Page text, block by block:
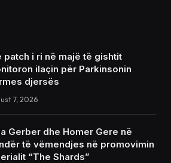
patch i ri në majë të gishtit
ilaçin për Parkinsonin
djersës
7, 2026
Gerber dhe Homer Gere në
të vëmendjes në promovimin
“The Shards”